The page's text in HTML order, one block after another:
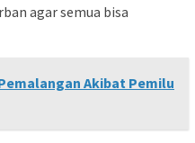
agar semua bisa
Akibat Pemilu